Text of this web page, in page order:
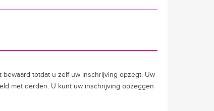
totdat u zelf uw inschrijving opzegt. Uw
met derden. U kunt uw inschrijving opzeggen